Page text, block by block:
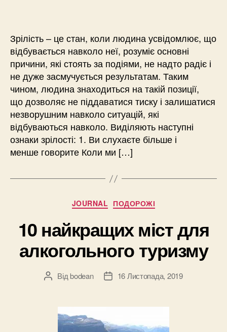
Зрілість – це стан, коли людина усвідомлює, що
відбувається навколо неї, розуміє основні
причини, які стоять за подіями, не надто радіє і
не дуже засмучується результатам. Таким
чином, людина знаходиться на такій позиції,
що дозволяє не піддаватися тиску і залишатися
незворушним навколо ситуацій, які
відбуваються навколо. Виділяють наступні
ознаки зрілості: 1. Ви слухаєте більше і
менше говорите Коли ми […]
Категорії
JOURNAL ПОДОРОЖІ
10 найкращих міст для
алкогольного туризму
Автор
Відbodean
Дата16 Листопада, 2019